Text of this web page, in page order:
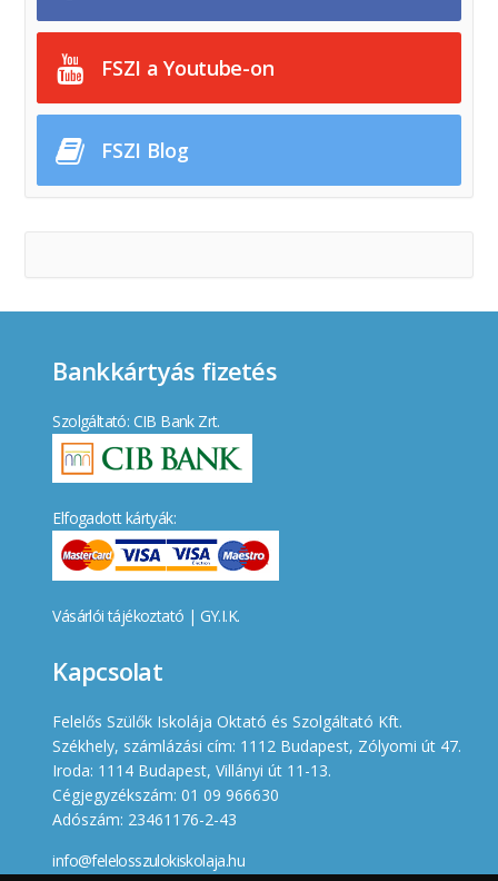
FSZI a Youtube-on
FSZI Blog
Bankkártyás fizetés
Szolgáltató: CIB Bank Zrt.
Elfogadott kártyák:
Vásárlói tájékoztató | GY.I.K.
Kapcsolat
Felelős Szülők Iskolája Oktató és Szolgáltató Kft.
Székhely, számlázási cím: 1112 Budapest, Zólyomi út 47.
Iroda: 1114 Budapest, Villányi út 11-13.
Cégjegyzékszám: 01 09 966630
Adószám: 23461176-2-43
info@felelosszulokiskolaja.hu